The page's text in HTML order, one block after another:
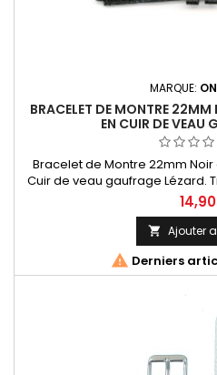
MARQUE:
BRACELET DE MONTRE
EN CUIR DE VEAU
Bracelet de Montre 22mm
Cuir de veau gaufrage Lézard.
belles montres.
 Ajouter
 Derniers